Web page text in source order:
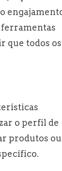
ferramentas
que todos os
o perfil de
produtos ou